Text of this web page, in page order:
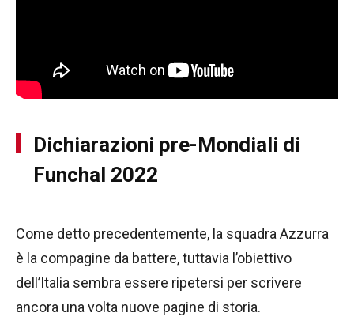
Dichiarazioni pre-Mondiali di
Funchal 2022
Come detto precedentemente, la squadra Azzurra
è la compagine da battere, tuttavia l’obiettivo
dell’Italia sembra essere ripetersi per scrivere
ancora una volta nuove pagine di storia.